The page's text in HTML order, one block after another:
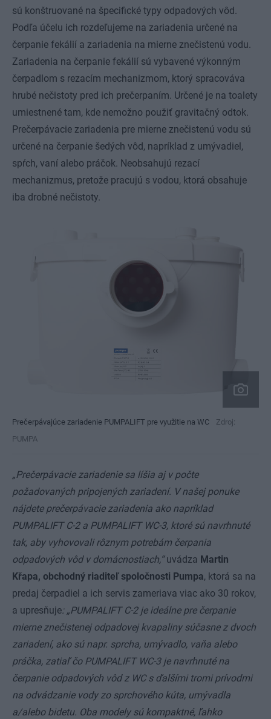
sú konštruované na špecifické typy odpadových vôd.
Podľa účelu ich rozdeľujeme na zariadenia určené na
čerpanie fekálií a zariadenia na mierne znečistenú vodu.
Zariadenia na čerpanie fekálií sú vybavené výkonným
čerpadlom s rezacím mechanizmom, ktorý spracováva
hrubé nečistoty pred ich prečerpaním. Určené je na toalety
umiestnené tam, kde nemožno použiť gravitačný odtok.
Prečerpávacie zariadenia pre mierne znečistenú vodu sú
určené na čerpanie šedých vôd, napríklad z umývadiel,
spŕch, vaní alebo práčok. Neobsahujú rezací
mechanizmus, pretože pracujú s vodou, ktorá obsahuje
iba drobné nečistoty.
Prečerpávajúce zariadenie PUMPALIFT pre využitie na WC
Zdroj:
PUMPA
„Prečerpávacie zariadenie sa líšia aj v počte
požadovaných pripojených zariadení. V našej ponuke
nájdete prečerpávacie zariadenia ako napríklad
PUMPALIFT C-2 a PUMPALIFT WC-3, ktoré sú navrhnuté
tak, aby vyhovovali rôznym potrebám čerpania
odpadových vôd v domácnostiach,“uvádza Martin
Křapa, obchodný riaditeľ spoločnosti Pumpa, ktorá sa na
predaj čerpadiel a ich servis zameriava viac ako 30 rokov,
a upresňuje: „PUMPALIFT C-2 je ideálne pre čerpanie
mierne znečistenej odpadovej kvapaliny súčasne z dvoch
zariadení, ako sú napr. sprcha, umývadlo, vaňa alebo
práčka, zatiaľ čo PUMPALIFT WC-3 je navrhnuté na
čerpanie odpadových vôd z WC s ďalšími tromi prívodmi
na odvádzanie vody zo sprchového kúta, umývadla
a/alebo bidetu. Oba modely sú kompaktné, ľahko